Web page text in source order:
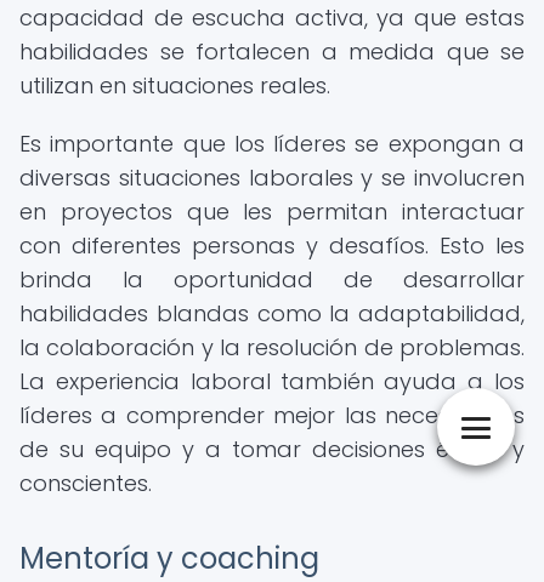
capacidad de escucha activa, ya que estas
habilidades se fortalecen a medida que se
utilizan en situaciones reales.
Es importante que los líderes se expongan a
diversas situaciones laborales y se involucren
en proyectos que les permitan interactuar
con diferentes personas y desafíos. Esto les
brinda la oportunidad de desarrollar
habilidades blandas como la adaptabilidad,
la colaboración y la resolución de problemas.
La experiencia laboral también ayuda a los
líderes a comprender mejor las necesidades
de su equipo y a tomar decisiones éticas y
conscientes.
Mentoría y coaching